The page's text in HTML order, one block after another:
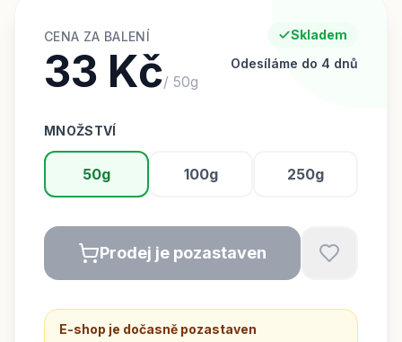
CENA ZA BALENÍ
33 Kč/ 50g
Skladem
Odesíláme do 4 dnů
MNOŽSTVÍ
50g 100g 250g
Prodej je pozastaven
E-shop je dočasně pozastaven